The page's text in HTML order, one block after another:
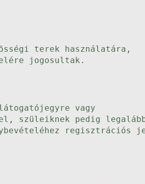
terek használatára,
jogosultak.
vagy
szüleiknek pedig
regisztrációs